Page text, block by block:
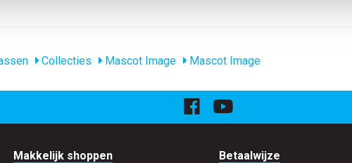
Collecties Mascot Image Mascot Image
Makkelijk shoppen Betaalwijze